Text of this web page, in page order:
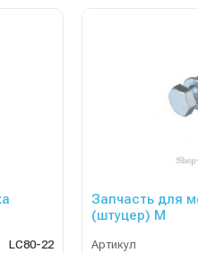
LC80-22
Запчасть для
(штуцер) M
Артикул